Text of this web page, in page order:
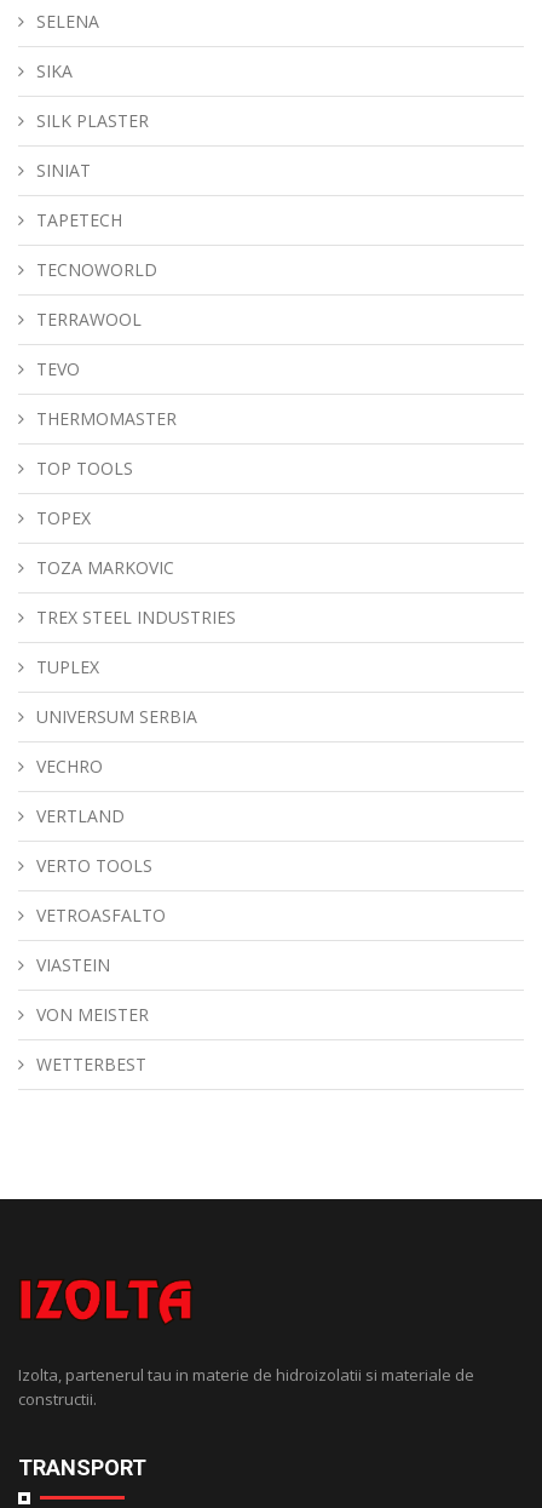
SELENA
SIKA
SILK PLASTER
SINIAT
TAPETECH
TECNOWORLD
TERRAWOOL
TEVO
THERMOMASTER
TOP TOOLS
TOPEX
TOZA MARKOVIC
TREX STEEL INDUSTRIES
TUPLEX
UNIVERSUM SERBIA
VECHRO
VERTLAND
VERTO TOOLS
VETROASFALTO
VIASTEIN
VON MEISTER
WETTERBEST
Izolta, partenerul tau in materie de hidroizolatii si materiale de
constructii.
TRANSPORT